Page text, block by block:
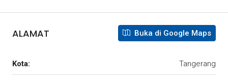
ALAMAT Buka di Google Maps
Kota: Tangerang